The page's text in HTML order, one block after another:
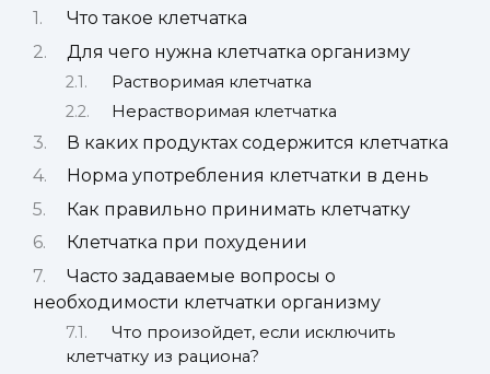
Что такое клетчатка
Для чего нужна клетчатка организму
Растворимая клетчатка
Нерастворимая клетчатка
В каких продуктах содержится клетчатка
Норма употребления клетчатки в день
Как правильно принимать клетчатку
Клетчатка при похудении
Часто задаваемые вопросы о
необходимости клетчатки организму
Что произойдет, если исключить
клетчатку из рациона?